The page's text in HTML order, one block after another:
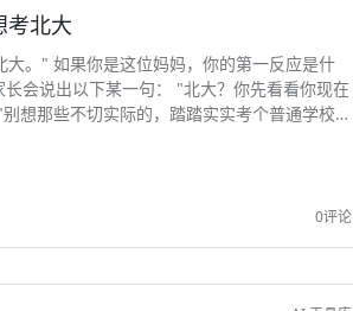
考北大
大。" 如果你是这位妈妈，你的第一反应是什
下某一句： "北大？你先看看你现在
想那些不切实际的，踏踏实实考个普通学校就
0评论